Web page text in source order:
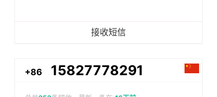
接收短信
+86 15827778291